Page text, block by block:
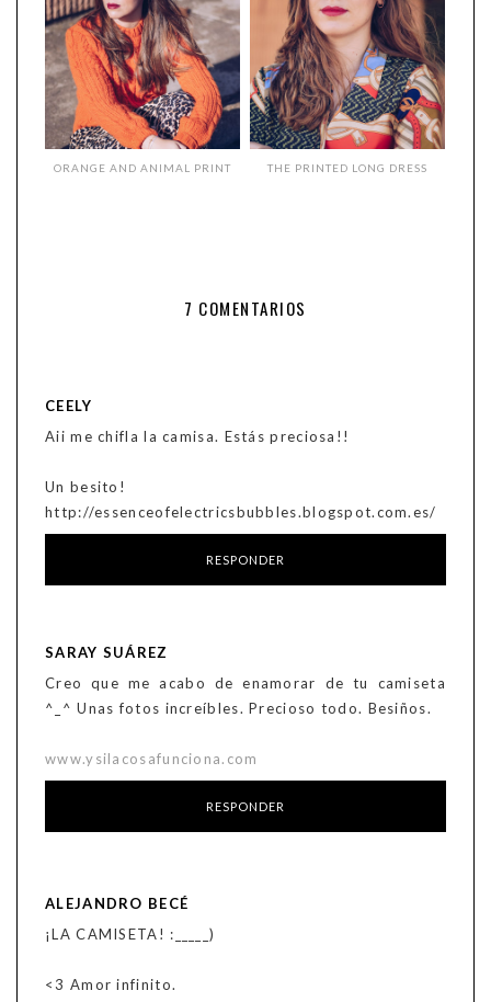
ORANGE AND ANIMAL PRINT THE PRINTED LONG DRESS
7 COMENTARIOS
CEELY
Aii me chifla la camisa. Estás preciosa!!
Un besito!
http://essenceofelectricsbubbles.blogspot.com.es/
RESPONDER
SARAY SUÁREZ
Creo que me acabo de enamorar de tu camiseta
^_^ Unas fotos increíbles. Precioso todo. Besiños.
www.ysilacosafunciona.com
RESPONDER
ALEJANDRO BECÉ
¡LA CAMISETA! :_____)
<3 Amor infinito.